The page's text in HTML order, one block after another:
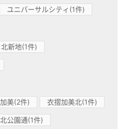
ユニバーサルシティ(1件)
北新地(1件)
美(2件) 衣摺加美北(1件)
公園通(1件)